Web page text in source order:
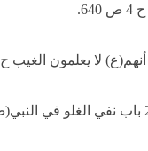
لا يعلمون الغيب ح 5 ص 102.